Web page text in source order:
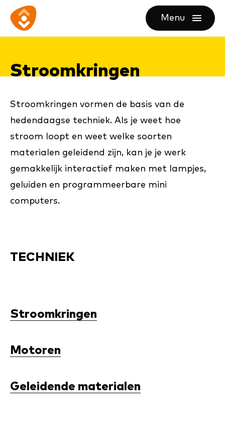
direct
content
direct
footer
Ga
naar
homepagina
Menu
openen
Stroom­krin­gen
Stroomkringen vormen de basis van de
hedendaagse techniek. Als je weet hoe
stroom loopt en weet welke soorten
materialen geleidend zijn, kan je je werk
gemakkelijk interactief maken met lampjes,
geluiden en programmeerbare mini
computers.
TECHNIEK
Stroomkringen
Motoren
Geleidende materialen